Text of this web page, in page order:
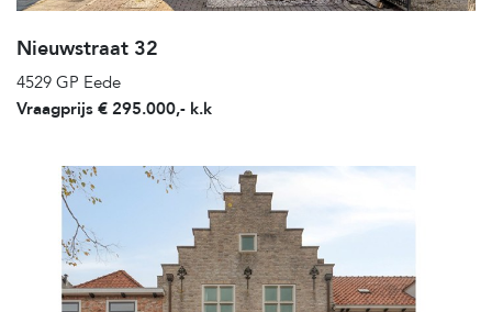
Nieuwstraat 32
4529 GP Eede
Vraagprijs € 295.000,- k.k